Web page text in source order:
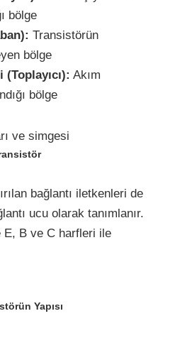
bölge
Transistörün
bölge
Akım
bölge
bağlantı iletkenleri de
ucu olarak tanımlanır.
E, B ve C harfleri ile
Yapısı